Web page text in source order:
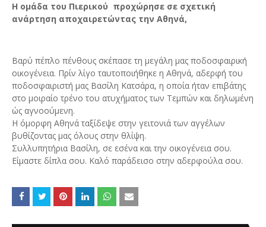
Η ομάδα του Πιερικού προχώρησε σε σχετική
ανάρτηση αποχαιρετώντας την Αθηνά,
Βαρύ πέπλο πένθους σκέπασε τη μεγάλη μας ποδοσφαιρική
οικογένεια. Πρίν λίγο ταυτοποιήθηκε η Αθηνά, αδερφή του
ποδοσφαιριστή μας Βασίλη Κατσάρα, η οποία ήταν επιβάτης
στο μοιραίο τρένο του ατυχήματος των Τεμπών και δηλωμένη
ώς αγνοούμενη.
Η όμορφη Αθηνά ταξίδεψε στην γειτονιά των αγγέλων
βυθίζοντας μας όλους στην θλίψη.
Συλλυπητήρια Βασίλη, σε εσένα και την οικογένεια σου.
Είμαστε δίπλα σου. Καλό παράδεισο στην αδερφούλα σου.